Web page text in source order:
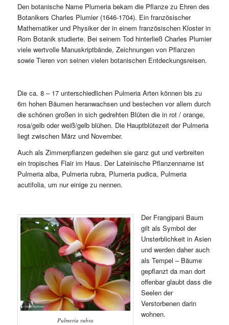
Den botanische Name Plumeria bekam die Pflanze zu Ehren des
Botanikers Charles Plumier (1646-1704). Ein französischer
Mathematiker und Physiker der in einem französischen Kloster in
Rom Botanik studierte. Bei seinem Tod hinterließ Charles Plumier
viele wertvolle Manuskriptbände, Zeichnungen von Pflanzen
sowie Tieren von seinen vielen botanischen Entdeckungsreisen.
Die ca. 8 – 17 unterschiedlichen Pulmeria Arten können bis zu
6m hohen Bäumen heranwachsen und bestechen vor allem durch
die schönen großen in sich gedrehten Blüten die in rot / orange,
rosa/gelb oder weiß/gelb blühen. Die Hauptblütezeit der Pulmeria
liegt zwischen März und November.
Auch als Zimmerpflanzen gedeihen sie ganz gut und verbreiten
ein tropisches Flair im Haus. Der Lateinische Pflanzenname ist
Pulmeria alba, Pulmeria rubra, Plumeria pudica, Pulmeria
acutifolia, um nur einige zu nennen.
Pulmeria rubra
Der Frangipani Baum
gilt als Symbol der
Unsterblichkeit in Asien
und werden daher auch
als Tempel – Bäume
gepflanzt da man dort
offenbar glaubt dass die
Seelen der
Verstorbenen darin
wohnen.